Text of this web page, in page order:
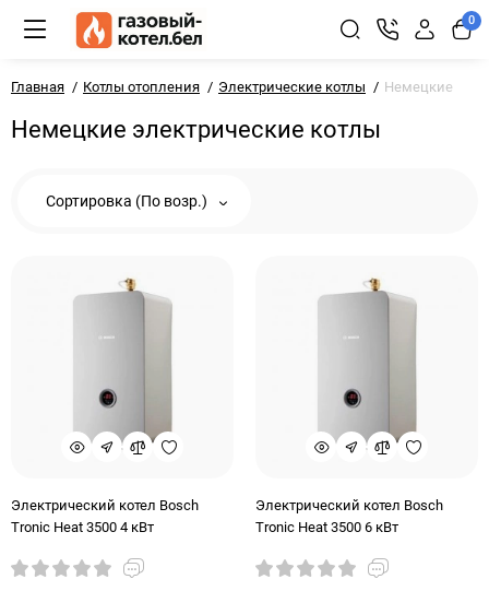
0
Главная Котлы отопления Электрические котлы Немецкие
Немецкие электрические котлы
Сортировка (По возр.)
Электрический котел Bosch
Tronic Heat 3500 4 кВт
Электрический котел Bosch
Tronic Heat 3500 6 кВт